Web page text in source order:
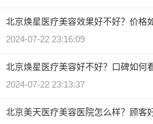
北京焕星医疗美容效果好不好？价格
2024-07-22 23:16:09
北京焕星医疗美容好不好？口碑如何
2024-07-22 23:13:37
北京美天医疗美容医院怎么样？顾客